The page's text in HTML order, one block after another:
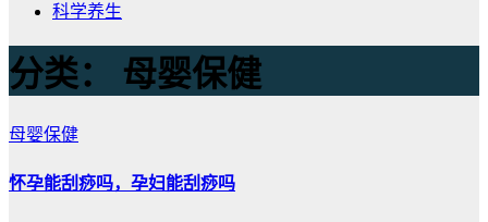
科学养生
分类： 母婴保健
母婴保健
怀孕能刮痧吗，孕妇能刮痧吗